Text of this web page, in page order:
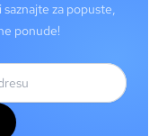
za popuste,
ponude!